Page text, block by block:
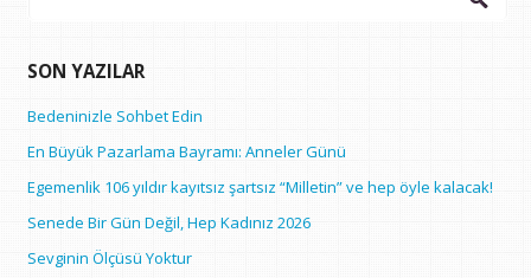
SON YAZILAR
Bedeninizle Sohbet Edin
En Büyük Pazarlama Bayramı: Anneler Günü
Egemenlik 106 yıldır kayıtsız şartsız “Milletin” ve hep öyle kalacak!
Senede Bir Gün Değil, Hep Kadınız 2026
Sevginin Ölçüsü Yoktur